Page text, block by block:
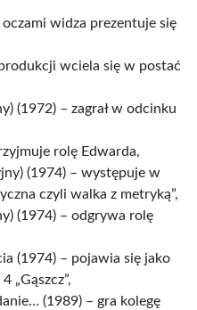
widza prezentuje się
wciela się w postać
(1972) – zagrał w odcinku
rolę Edwarda,
(1974) – występuje w
czyli walka z metryką”,
(1974) – odgrywa rolę
(1974) – pojawia się jako
„Gąszcz”,
(1989) – gra kolegę